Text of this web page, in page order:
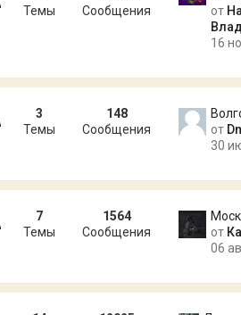
от
16
Темы
Сообщения
от
30
3
Темы
148
Сообщения
от
06
7
Темы
1564
Сообщения